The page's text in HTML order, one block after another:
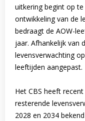
uitkering begint op
ontwikkeling van de
bedraagt de AOW-
jaar. Afhankelijk van
levensverwachting
leeftijden aangepast.
Het CBS heeft
resterende
2028 en 2034